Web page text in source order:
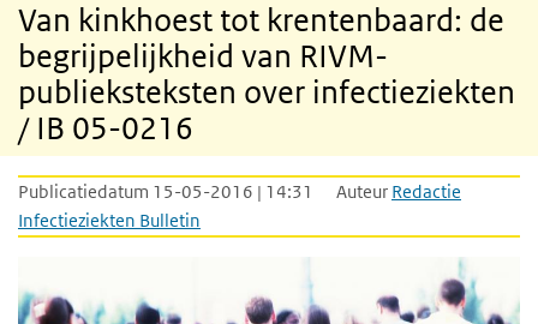
Van kinkhoest tot krentenbaard: de
begrijpelijkheid van RIVM-
publieksteksten over infectieziekten
/ IB 05-0216
Publicatiedatum 15-05-2016 | 14:31 Auteur Redactie
Infectieziekten Bulletin